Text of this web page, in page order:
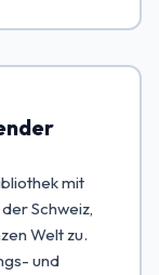
mit
Schweiz,
Welt zu.
und